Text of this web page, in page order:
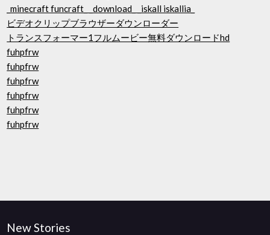
_minecraft funcraft_ _download_ _iskall iskallia_
ビデオクリップブラウザーダウンローダー
トランスフォーマー1フルムービー無料ダウンロードhd
fuhpfrw
fuhpfrw
fuhpfrw
fuhpfrw
fuhpfrw
fuhpfrw
New Stories